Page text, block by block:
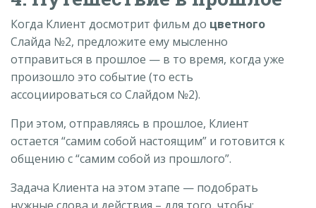
Когда Клиент досмотрит фильм до цветного
Слайда №2, предложите ему мысленно
отправиться в прошлое — в то время, когда уже
произошло это событие (то есть
ассоциироваться со Слайдом №2).
При этом, отправляясь в прошлое, Клиент
остается “самим собой настоящим” и готовится к
общению с “самим собой из прошлого”.
Задача Клиента на этом этапе — подобрать